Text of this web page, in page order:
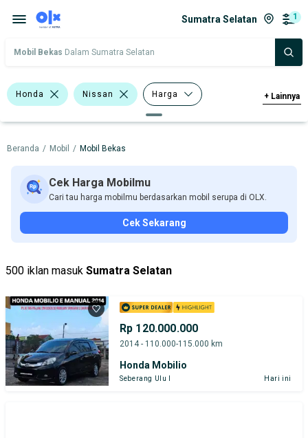
Sumatra Selatan 1
Mobil Bekas Dalam Sumatra Selatan
Honda Nissan Harga
Merek Dan Model Tahun
Tipe Bodi Tipe Membership
+ Lainnya
Beranda / Mobil / Mobil Bekas
Cek Harga Mobilmu
Cari tau harga mobilmu berdasarkan mobil serupa di OLX.
Cek Sekarang
500 iklan masuk Sumatra Selatan
Rp 120.000.000
2014 - 110.000-115.000 km
Honda Mobilio
Seberang Ulu I Hari ini